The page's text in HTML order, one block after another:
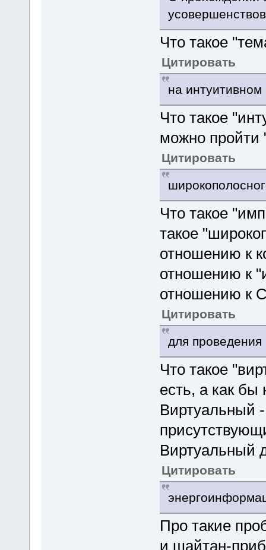
Что такое
Цитировать
на
Что такое
можно пройти
Цитировать
Что такое
такое
отношению к
отношению к
отношению к
Цитировать
для проведения
Что такое
есть, а как бы
Виртуальный
Виртуальный
Цитировать
Про такие
и шайтан-